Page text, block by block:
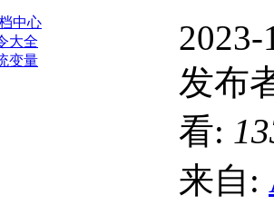
中心
大全
变量
2023-
发布
看:
来自: